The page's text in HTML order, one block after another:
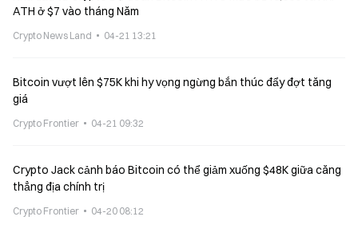
ATH ở $7 vào tháng Năm
Crypto News Land 04-21 13:21
Bitcoin vượt lên $75K khi hy vọng ngừng bắn thúc đẩy đợt tăng
giá
Crypto Frontier 04-21 09:32
Crypto Jack cảnh báo Bitcoin có thể giảm xuống $48K giữa căng
thẳng địa chính trị
Crypto Frontier 04-20 08:12